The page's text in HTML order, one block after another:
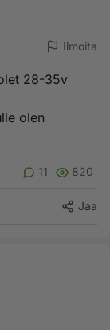
Ilmoita
28-35v
olen
11 820
Jaa